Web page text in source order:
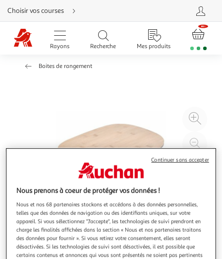
Aller
directement
au
contenu
Aller
directement
Aller
Choisir vos courses
Rayons Recherche Mes produits
Boites de rangement
à
à
Nous prenons à coeur de protéger vos données !
Nous et nos 68 partenaires stockons et accédons à des données personnelles,
telles que des données de navigation ou des identifiants uniques, sur votre
appareil. Si vous sélectionnez "J'accepte", les technologies de suivi prendront en
charge les finalités affichées dans la section « Nous et nos partenaires traitons
des données pour fournir ». Si vous retirez votre consentement, elles seront
désactivées. Si les technologies de suivi sont désactivées, il est possible que
certains contenus et annonces qui vous sont présentés ne soient pas pertinents
Continuer sans accepter